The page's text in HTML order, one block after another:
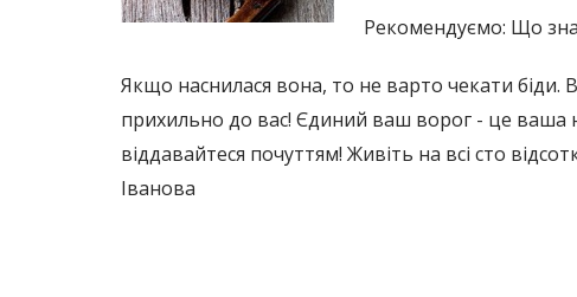
Рекомендуємо: Що
Якщо наснилася вона, то не варто чекати біди.
прихильно до вас! Єдиний ваш ворог - це ваша
віддавайтеся почуттям! Живіть на всі сто
Іванова